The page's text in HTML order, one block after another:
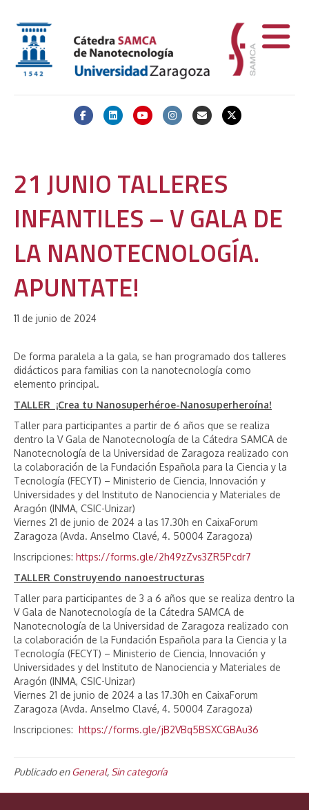
FacebookLinkedinYoutubeInstagramEmail X-twitter
21 JUNIO TALLERES
INFANTILES – V GALA DE
LA NANOTECNOLOGÍA.
APUNTATE!
11 de junio de 2024
De forma paralela a la gala, se han programado dos talleres
didácticos para familias con la nanotecnología como
elemento principal.
TALLER ¡Crea tu Nanosuperhéroe-Nanosuperheroína!
Taller para participantes a partir de 6 años que se realiza
dentro la V Gala de Nanotecnología de la Cátedra SAMCA de
Nanotecnología de la Universidad de Zaragoza realizado con
la colaboración de la Fundación Española para la Ciencia y la
Tecnología (FECYT) – Ministerio de Ciencia, Innovación y
Universidades y del Instituto de Nanociencia y Materiales de
Aragón (INMA, CSIC-Unizar)
Viernes 21 de junio de 2024 a las 17.30h en CaixaForum
Zaragoza (Avda. Anselmo Clavé, 4. 50004 Zaragoza)
Inscripciones: https://forms.gle/2h49zZvs3ZR5Pcdr7
TALLER Construyendo nanoestructuras
Taller para participantes de 3 a 6 años que se realiza dentro la
V Gala de Nanotecnología de la Cátedra SAMCA de
Nanotecnología de la Universidad de Zaragoza realizado con
la colaboración de la Fundación Española para la Ciencia y la
Tecnología (FECYT) – Ministerio de Ciencia, Innovación y
Universidades y del Instituto de Nanociencia y Materiales de
Aragón (INMA, CSIC-Unizar)
Viernes 21 de junio de 2024 a las 17.30h en CaixaForum
Zaragoza (Avda. Anselmo Clavé, 4. 50004 Zaragoza)
Inscripciones: https://forms.gle/jB2VBq5BSXCGBAu36
Publicado enGeneral, Sin categoría